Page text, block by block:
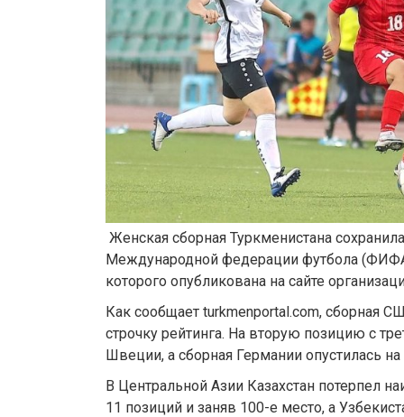
Женская сборная Туркменистана
Международной федерации футбола
которого опубликована на сайте
Как сообщает turkmenportal.com, сборная
строчку рейтинга. На вторую позицию с
Швеции, а сборная Германии опустилась на
В Центральной Азии Казахстан потерпел
11 позиций и заняв 100-е место, а